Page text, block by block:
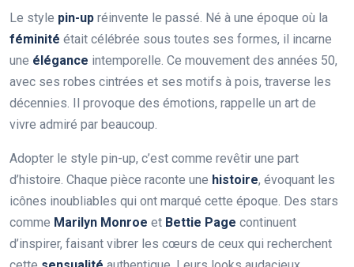
Le style pin-up réinvente le passé. Né à une époque où la
féminité était célébrée sous toutes ses formes, il incarne
une élégance intemporelle. Ce mouvement des années 50,
avec ses robes cintrées et ses motifs à pois, traverse les
décennies. Il provoque des émotions, rappelle un art de
vivre admiré par beaucoup.
Adopter le style pin-up, c’est comme revêtir une part
d’histoire. Chaque pièce raconte une histoire, évoquant les
icônes inoubliables qui ont marqué cette époque. Des stars
comme Marilyn Monroe et Bettie Page continuent
d’inspirer, faisant vibrer les cœurs de ceux qui recherchent